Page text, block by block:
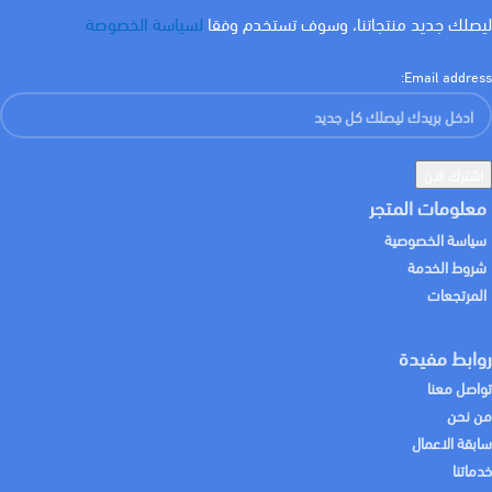
ليصلك جديد منتجاتنا، وسوف تستخدم وفقا لسياسة الخصوصة
Email address:
معلومات المتجر
سياسة الخصوصية
شروط الخدمة
المرتجعات
روابط مفيدة
تواصل معنا
من نحن
سابقة الاعمال
خدماتنا